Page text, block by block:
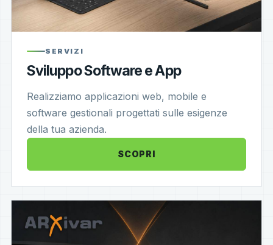
SERVIZI
Sviluppo Software e App
Realizziamo applicazioni web, mobile e
software gestionali progettati sulle esigenze
della tua azienda.
SCOPRI